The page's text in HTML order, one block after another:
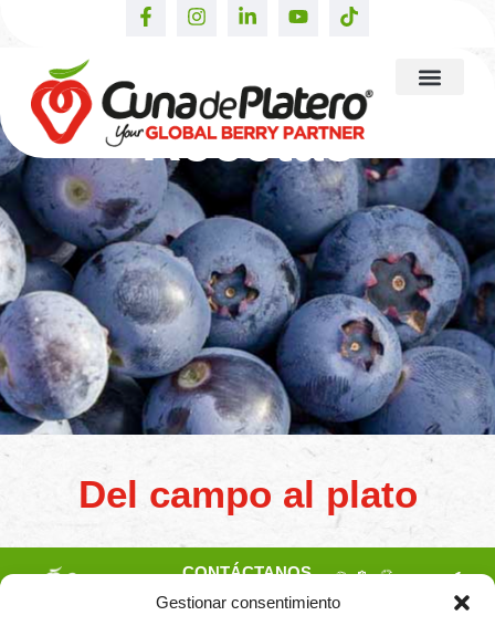
Gestionar consentimiento
Recetas
Del campo al plato
Productores
CONTÁCTANOS
Montemayor s/n
Aviso legal